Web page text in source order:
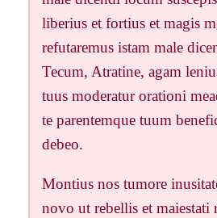
liberius et fortius et magis
refutaremus istam male
Tecum, Atratine, agam
tuus moderatur orationi
te parentemque tuum
debeo.
Montius nos tumore
novo ut rebellis et maiestati